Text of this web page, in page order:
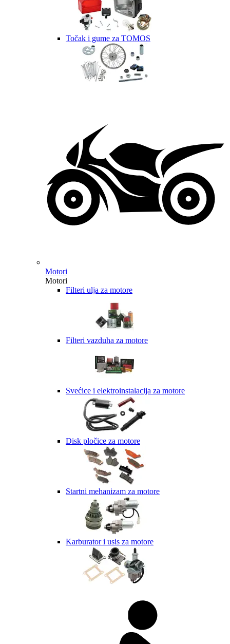
Točak i gume za TOMOS
Motori
Motori
Filteri ulja za motore
Filteri vazduha za motore
Svećice i elektroinstalacija za motore
Disk pločice za motore
Startni mehanizam za motore
Karburator i usis za motore